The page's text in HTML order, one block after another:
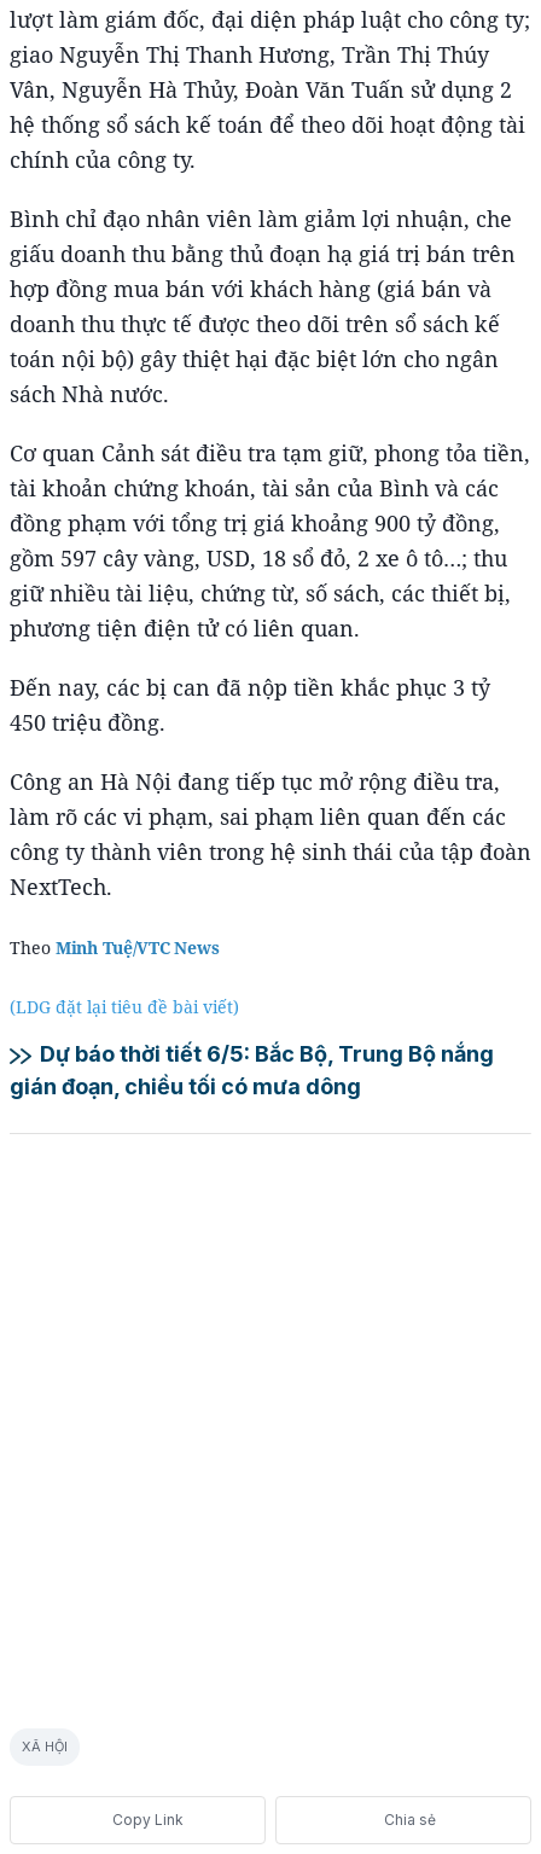
lượt làm giám đốc, đại diện pháp luật cho công ty;
giao Nguyễn Thị Thanh Hương, Trần Thị Thúy
Vân, Nguyễn Hà Thủy, Đoàn Văn Tuấn sử dụng 2
hệ thống sổ sách kế toán để theo dõi hoạt động tài
chính của công ty.
Bình chỉ đạo nhân viên làm giảm lợi nhuận, che
giấu doanh thu bằng thủ đoạn hạ giá trị bán trên
hợp đồng mua bán với khách hàng (giá bán và
doanh thu thực tế được theo dõi trên sổ sách kế
toán nội bộ) gây thiệt hại đặc biệt lớn cho ngân
sách Nhà nước.
Cơ quan Cảnh sát điều tra tạm giữ, phong tỏa tiền,
tài khoản chứng khoán, tài sản của Bình và các
đồng phạm với tổng trị giá khoảng 900 tỷ đồng,
gồm 597 cây vàng, USD, 18 sổ đỏ, 2 xe ô tô…; thu
giữ nhiều tài liệu, chứng từ, số sách, các thiết bị,
phương tiện điện tử có liên quan.
Đến nay, các bị can đã nộp tiền khắc phục 3 tỷ
450 triệu đồng.
Công an Hà Nội đang tiếp tục mở rộng điều tra,
làm rõ các vi phạm, sai phạm liên quan đến các
công ty thành viên trong hệ sinh thái của tập đoàn
NextTech.
Theo Minh Tuệ/VTC News
(LDG đặt lại tiêu đề bài viết)
Dự báo thời tiết 6/5: Bắc Bộ, Trung Bộ nắng
gián đoạn, chiều tối có mưa dông
XÃ HỘI
Chia sẻ